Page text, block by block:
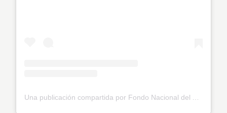
Una publicación compartida por Fondo Nacional del Ahorro (@fnaahorro)